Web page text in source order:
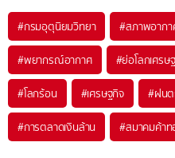
#กรมอุตุนิยมวิทยา #สภาพอาก
#พยากรณ์อากาศ #ย่อโลกเศรษ
#โลกร้อน #เศรษฐกิจ #ฝน
#การตลาดเงินล้าน #สมาคมค้า